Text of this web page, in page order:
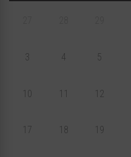
3 4 5
10 11 12
17 18 19